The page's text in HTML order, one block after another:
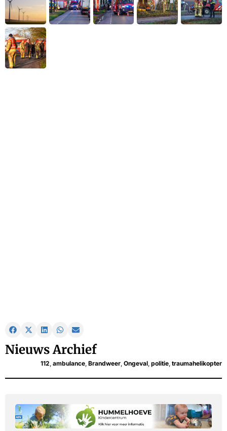
Nieuws Archief
112 ambulance Brandweer Ongeval politie traumahelikopter